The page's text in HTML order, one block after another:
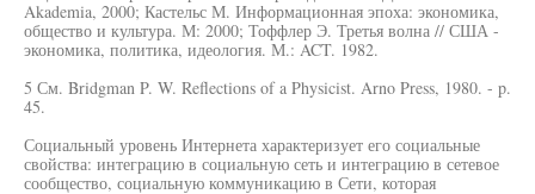
Akademia, 2000; Кастельс М. Информационная эпоха: экономика,
общество и культура. М: 2000; Тоффлер Э. Третья волна // США -
экономика, политика, идеология. М.: ACT. 1982.
5 См. Bridgman P. W. Reflections of a Physicist. Arno Press, 1980. - p.
45.
Социальный уровень Интернета характеризует его социальные
свойства: интеграцию в социальную сеть и интеграцию в сетевое
сообщество, социальную коммуникацию в Сети, которая